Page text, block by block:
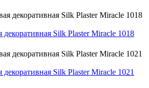
Silk Plaster Miracle 1018
Silk Plaster Miracle 1021